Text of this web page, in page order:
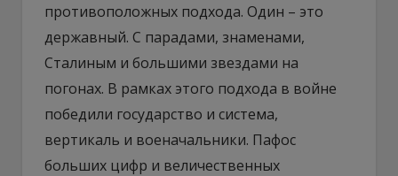
противоположных подхода. Один – это
державный. С парадами, знаменами,
Сталиным и большими звездами на
погонах. В рамках этого подхода в войне
победили государство и система,
вертикаль и военачальники. Пафос
больших цифр и величественных